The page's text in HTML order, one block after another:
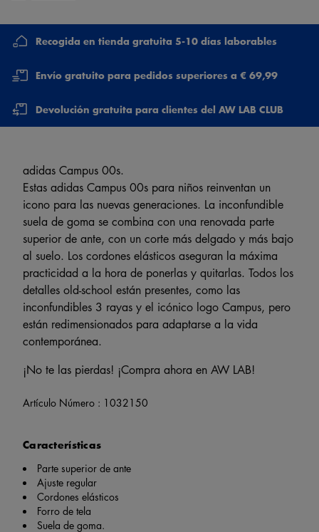
Recogida en tienda gratuita 5-10 días laborables
Envío gratuito para pedidos superiores a € 69,99
Devolución gratuita para clientes del AW LAB CLUB
adidas Campus 00s.
Estas adidas Campus 00s para niños reinventan un
icono para las nuevas generaciones. La inconfundible
suela de goma se combina con una renovada parte
superior de ante, con un corte más delgado y más bajo
al suelo. Los cordones elásticos aseguran la máxima
practicidad a la hora de ponerlas y quitarlas. Todos los
detalles old-school están presentes, como las
inconfundibles 3 rayas y el icónico logo Campus, pero
están redimensionados para adaptarse a la vida
contemporánea.
¡No te las pierdas! ¡Compra ahora en AW LAB!
Artículo Número : 1032150
Características
Parte superior de ante
Ajuste regular
Cordones elásticos
Forro de tela
Suela de goma.